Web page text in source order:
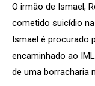
O irmão de Ismael,
cometido suicídio
Ismael é procurado
encaminhado ao
de uma borracharia